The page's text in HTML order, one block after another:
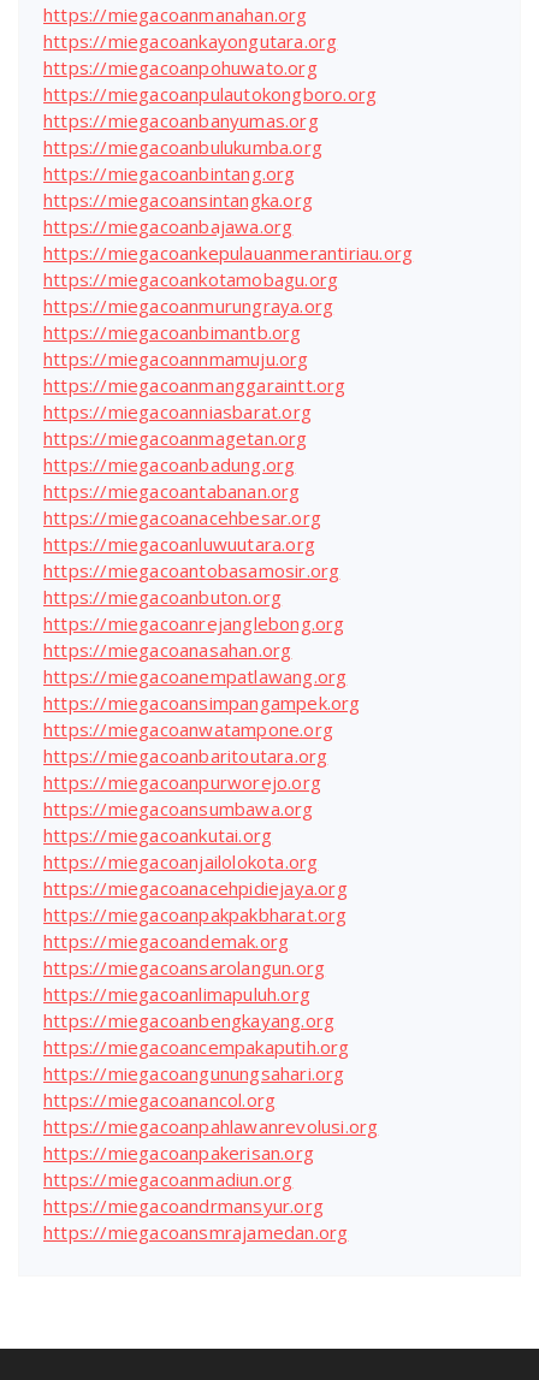
https://miegacoanmanahan.org
https://miegacoankayongutara.org
https://miegacoanpohuwato.org
https://miegacoanpulautokongboro.org
https://miegacoanbanyumas.org
https://miegacoanbulukumba.org
https://miegacoanbintang.org
https://miegacoansintangka.org
https://miegacoanbajawa.org
https://miegacoankepulauanmerantiriau.org
https://miegacoankotamobagu.org
https://miegacoanmurungraya.org
https://miegacoanbimantb.org
https://miegacoannmamuju.org
https://miegacoanmanggaraintt.org
https://miegacoanniasbarat.org
https://miegacoanmagetan.org
https://miegacoanbadung.org
https://miegacoantabanan.org
https://miegacoanacehbesar.org
https://miegacoanluwuutara.org
https://miegacoantobasamosir.org
https://miegacoanbuton.org
https://miegacoanrejanglebong.org
https://miegacoanasahan.org
https://miegacoanempatlawang.org
https://miegacoansimpangampek.org
https://miegacoanwatampone.org
https://miegacoanbaritoutara.org
https://miegacoanpurworejo.org
https://miegacoansumbawa.org
https://miegacoankutai.org
https://miegacoanjailolokota.org
https://miegacoanacehpidiejaya.org
https://miegacoanpakpakbharat.org
https://miegacoandemak.org
https://miegacoansarolangun.org
https://miegacoanlimapuluh.org
https://miegacoanbengkayang.org
https://miegacoancempakaputih.org
https://miegacoangunungsahari.org
https://miegacoanancol.org
https://miegacoanpahlawanrevolusi.org
https://miegacoanpakerisan.org
https://miegacoanmadiun.org
https://miegacoandrmansyur.org
https://miegacoansmrajamedan.org